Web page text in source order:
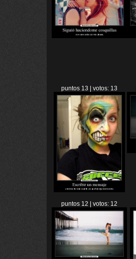
puntos 13 | votos: 13
puntos 12 | votos: 12